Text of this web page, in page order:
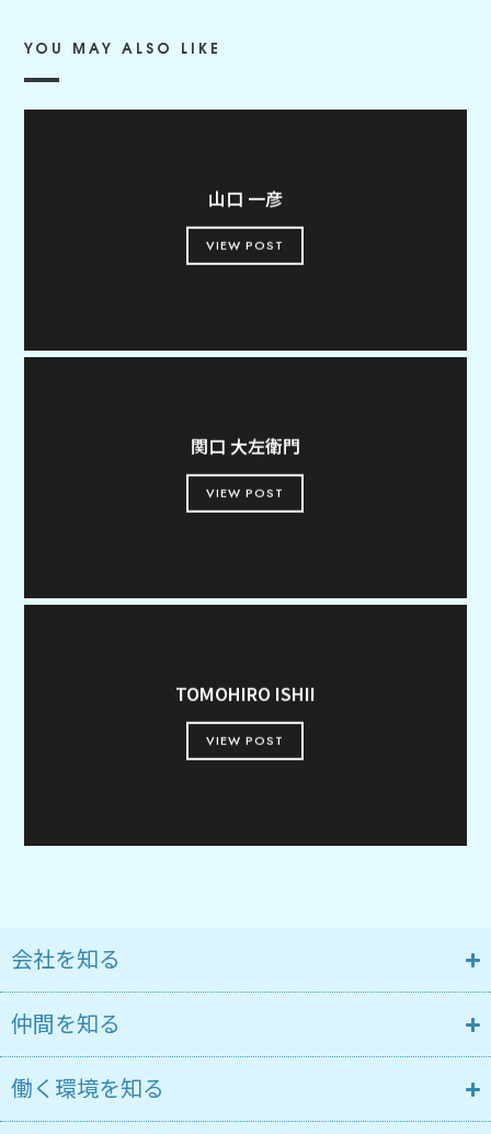
YOU MAY ALSO LIKE
山口 一彦
VIEW POST
関口 大左衛門
VIEW POST
TOMOHIRO ISHII
VIEW POST
会社を知る
仲間を知る
働く環境を知る